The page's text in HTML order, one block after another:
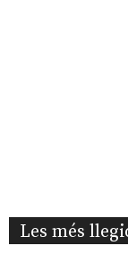
Les més